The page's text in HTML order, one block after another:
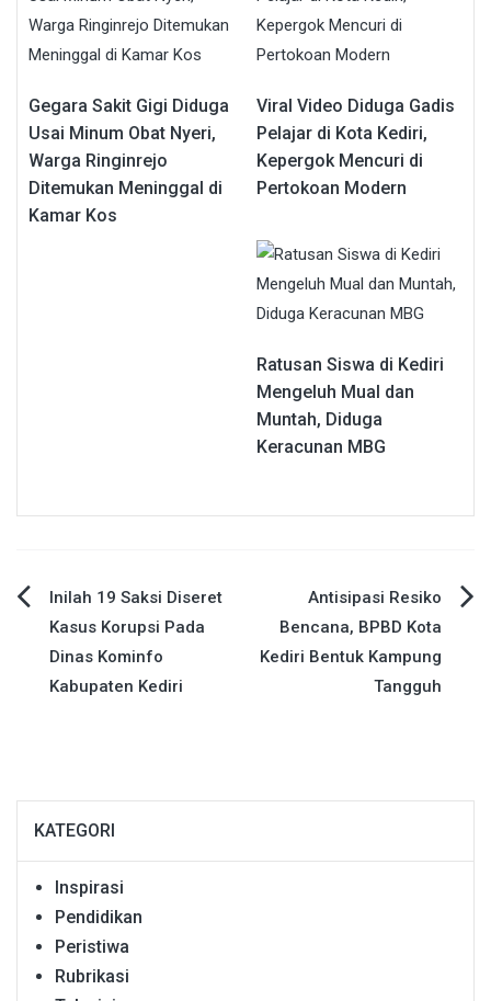
Gegara Sakit Gigi Diduga
Usai Minum Obat Nyeri,
Warga Ringinrejo
Ditemukan Meninggal di
Kamar Kos
Viral Video Diduga Gadis
Pelajar di Kota Kediri,
Kepergok Mencuri di
Pertokoan Modern
Ratusan Siswa di Kediri
Mengeluh Mual dan
Muntah, Diduga
Keracunan MBG
Navigasi
pos
Inilah 19 Saksi Diseret
Kasus Korupsi Pada
Dinas Kominfo
Kabupaten Kediri
Antisipasi Resiko
Bencana, BPBD Kota
Kediri Bentuk Kampung
Tangguh
KATEGORI
Inspirasi
Pendidikan
Peristiwa
Rubrikasi